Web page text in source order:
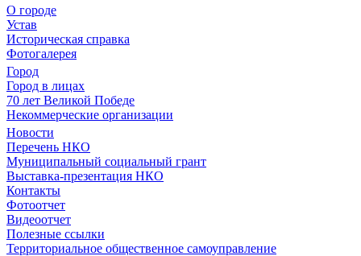
О городе
Устав
Историческая справка
Фотогалерея
Город
Город в лицах
70 лет Великой Победе
Некоммерческие организации
Новости
Перечень НКО
Муниципальный социальный грант
Выставка-презентация НКО
Контакты
Фотоотчет
Видеоотчет
Полезные ссылки
Территориальное общественное самоуправление